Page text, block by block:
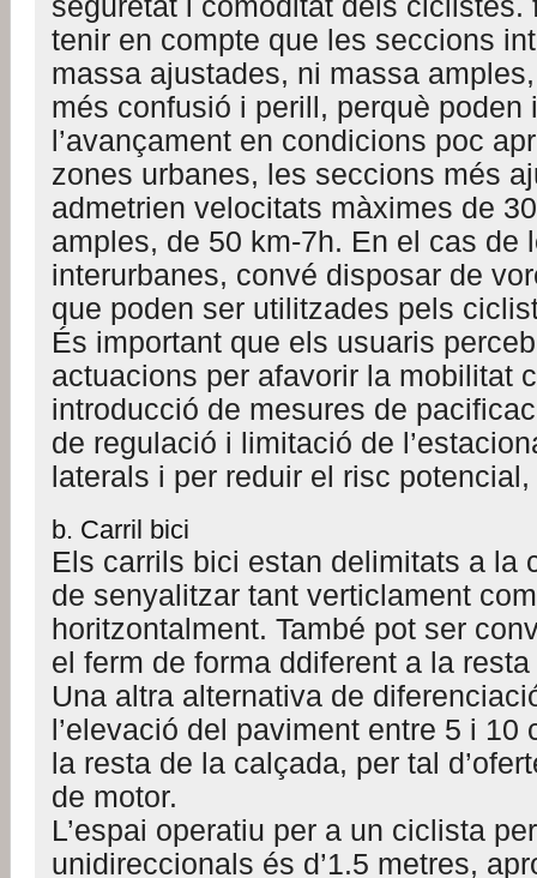
seguretat i comoditat dels ciclistes.
tenir en compte que les seccions
massa ajustades, ni massa
més confusió i perill, perquè poden
l’avançament en condicions poc
zones urbanes, les seccions més
admetrien velocitats màximes de
amples, de 50 km-7h. En el cas de
interurbanes, convé disposar de
que poden ser utilitzades pels
És important que els usuaris
actuacions per afavorir la mobilitat
introducció de mesures de
de regulació i limitació de
laterals i per reduir el risc
b. Carril bici
Els carrils bici estan delimitats a la
de senyalitzar tant verticlament com
horitzontalment. També pot ser
el ferm de forma ddiferent a la
Una altra alternativa de
l’elevació del paviment entre 5 i 10
la resta de la calçada, per tal
de motor.
L’espai operatiu per a un ciclista
unidireccionals és d’1.5 metres,